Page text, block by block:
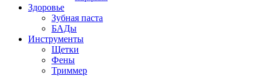
Здоровье
Зубная паста
БАДы
Инструменты
Щетки
Фены
Триммер